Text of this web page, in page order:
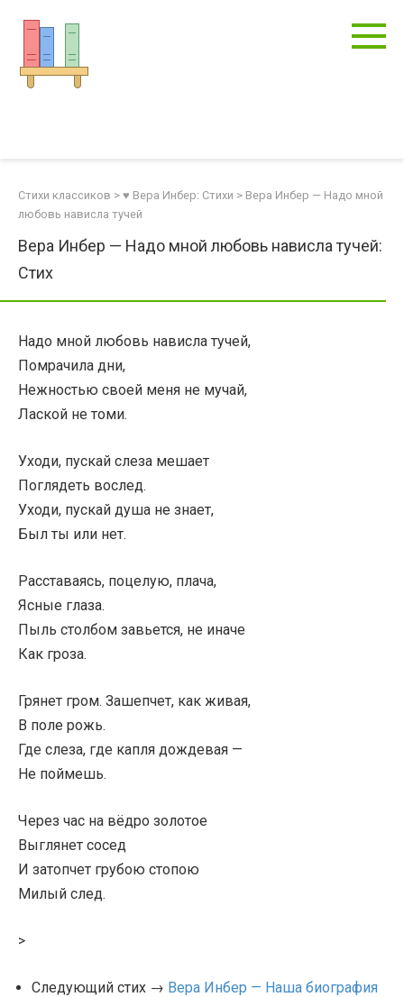
контенту
Стихи классиков > ♥ Вера Инбер: Стихи > Вера Инбер — Надо мной
любовь нависла тучей
Вера Инбер — Надо мной любовь нависла тучей:
Стих
Надо мной любовь нависла тучей,
Помрачила дни,
Нежностью своей меня не мучай,
Лаской не томи.
Уходи, пускай слеза мешает
Поглядеть вослед.
Уходи, пускай душа не знает,
Был ты или нет.
Расставаясь, поцелую, плача,
Ясные глаза.
Пыль столбом завьется, не иначе
Как гроза.
Грянет гром. Зашепчет, как живая,
В поле рожь.
Где слеза, где капля дождевая —
Не поймешь.
Через час на вёдро золотое
Выглянет сосед
И затопчет грубою стопою
Милый след.
>
Следующий стих → Вера Инбер — Наша биография